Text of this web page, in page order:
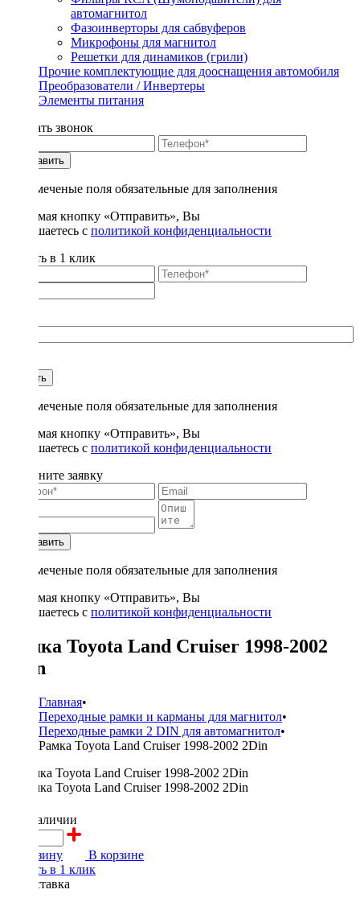
автомагнитол
Фазоинверторы для сабвуферов
Микрофоны для магнитол
Решетки для динамиков (грили)
Прочие комплектующие для дооснащения автомобиля
Преобразователи / Инвертеры
Элементы питания
Заказать звонок
Отправить
* - отмеченые поля обязательные для заполнения
Нажимая кнопку «Отправить», Вы
соглашаетесь с политикой конфиденциальности
Купить в 1 клик
Купить
* - отмеченые поля обязательные для заполнения
Нажимая кнопку «Отправить», Вы
соглашаетесь с политикой конфиденциальности
Заполните заявку
Отправить
* - отмеченые поля обязательные для заполнения
Нажимая кнопку «Отправить», Вы
соглашаетесь с политикой конфиденциальности
Рамка Toyota Land Cruiser 1998-2002
2Din
Главная•
Переходные рамки и карманы для магнитол•
Переходные рамки 2 DIN для автомагнитол•
Рамка Toyota Land Cruiser 1998-2002 2Din
в наличии
В корзину
В корзине
Купить в 1 клик